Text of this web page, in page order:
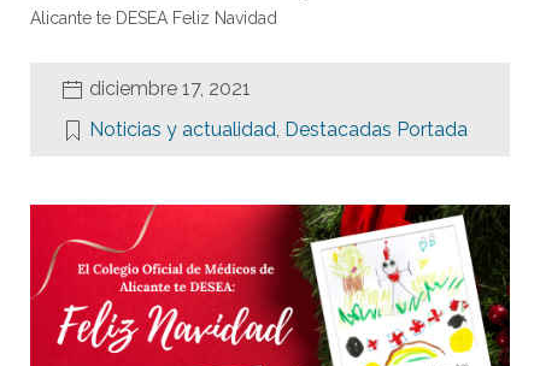
Alicante te DESEA Feliz Navidad
diciembre 17, 2021
Noticias y actualidad, Destacadas Portada